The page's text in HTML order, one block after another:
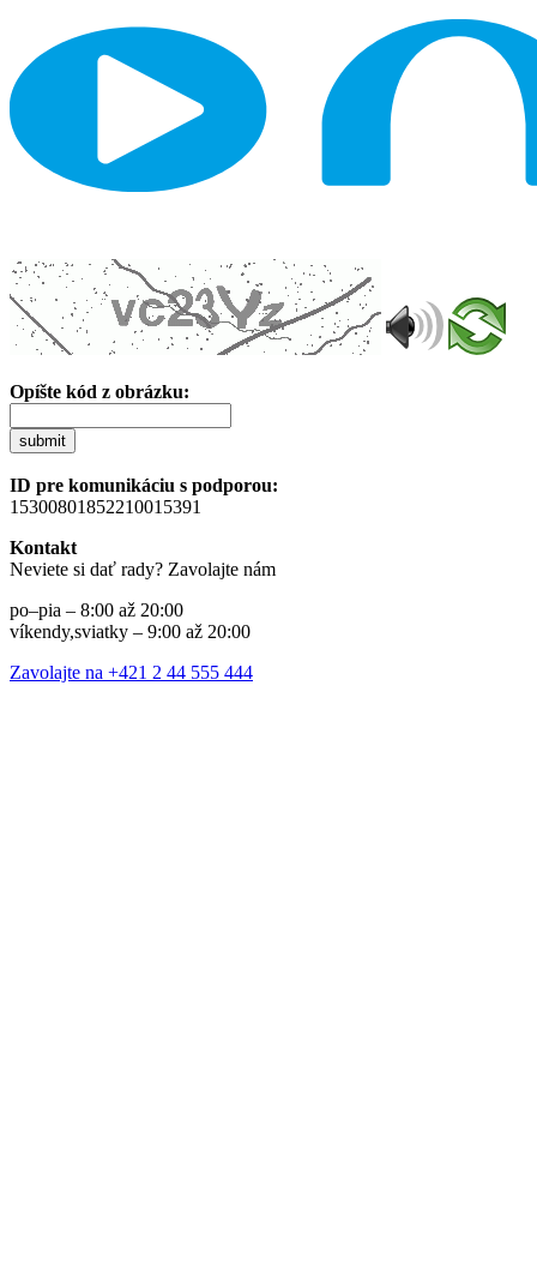
Opíšte kód z obrázku:
submit
ID pre komunikáciu s podporou:
15300801852210015391
Kontakt
Neviete si dať rady? Zavolajte nám
po–pia – 8:00 až 20:00
víkendy,sviatky – 9:00 až 20:00
Zavolajte na +421 2 44 555 444